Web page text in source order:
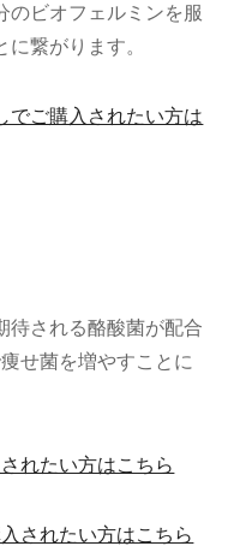
のビオフェルミンを服
繋がります。
でご購入されたい方は
待される酪酸菌が配合
せ菌を増やすことに
れたい方はこちら
されたい方はこちら